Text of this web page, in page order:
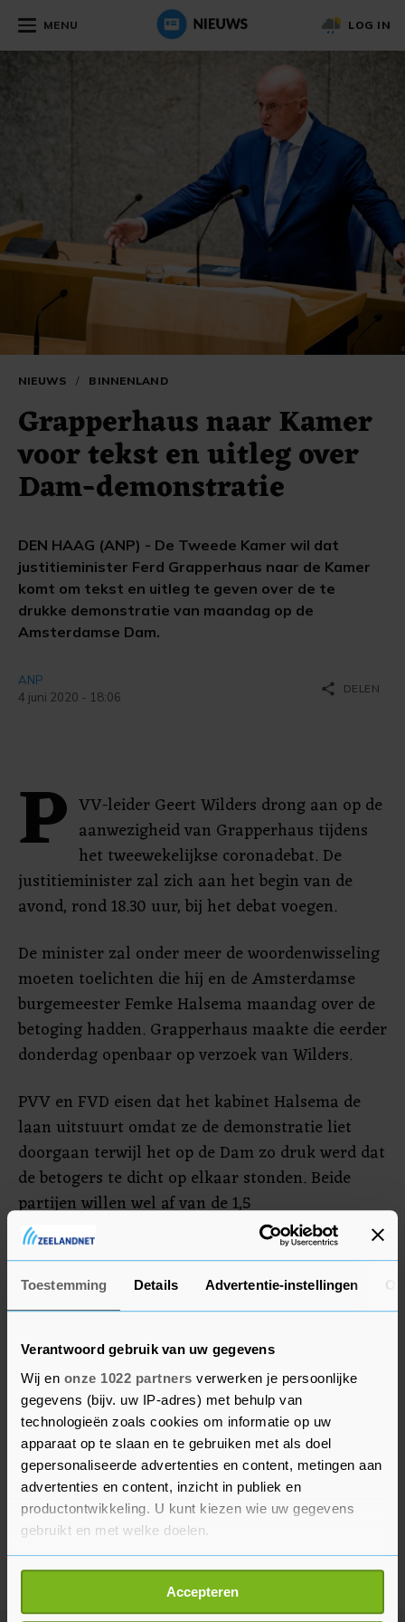
Toestemming Details Advertentie-instellingen
Verantwoord gebruik van uw gegevens
Wij en onze 1022 partners verwerken je persoonlijke
gegevens (bijv. uw IP-adres) met behulp van
technologieën zoals cookies om informatie op uw
apparaat op te slaan en te gebruiken met als doel
gepersonaliseerde advertenties en content, metingen aan
advertenties en content, inzicht in publiek en
productontwikkeling. U kunt kiezen wie uw gegevens
gebruikt en met welke doelen.
Als u het toestaat, willen we ook graag:
Informatie verzamelen over uw geografische
Accepteren
MENU LOG IN
NIEUWS / BINNENLAND
Grapperhaus naar Kamer
voor tekst en uitleg over
Dam-demonstratie
DEN HAAG (ANP) - De Tweede Kamer wil dat
justitieminister Ferd Grapperhaus naar de Kamer
komt om tekst en uitleg te geven over de te
drukke demonstratie van maandag op de
Amsterdamse Dam.
ANP
4 juni 2020 - 18:06
share DELEN
P VV-leider Geert Wilders drong aan op de
aanwezigheid van Grapperhaus tijdens
het tweewekelijkse coronadebat. De
justitieminister zal zich aan het begin van de
avond, rond 18.30 uur, bij het debat voegen.
De minister zal onder meer de woordenwisseling
moeten toelichten die hij en de Amsterdamse
burgemeester Femke Halsema maandag over de
betoging hadden. Grapperhaus maakte die eerder
donderdag openbaar op verzoek van Wilders.
PVV en FVD eisen dat het kabinet Halsema de
laan uitstuurt omdat ze de demonstratie liet
doorgaan terwijl het op de Dam zo druk werd dat
de betogers te dicht op elkaar stonden. Beide
partijen willen wel af van de 1,5
meterafstandsregel die wordt voorgeschreven om
overslaan van het coronavirus te voorkomen.